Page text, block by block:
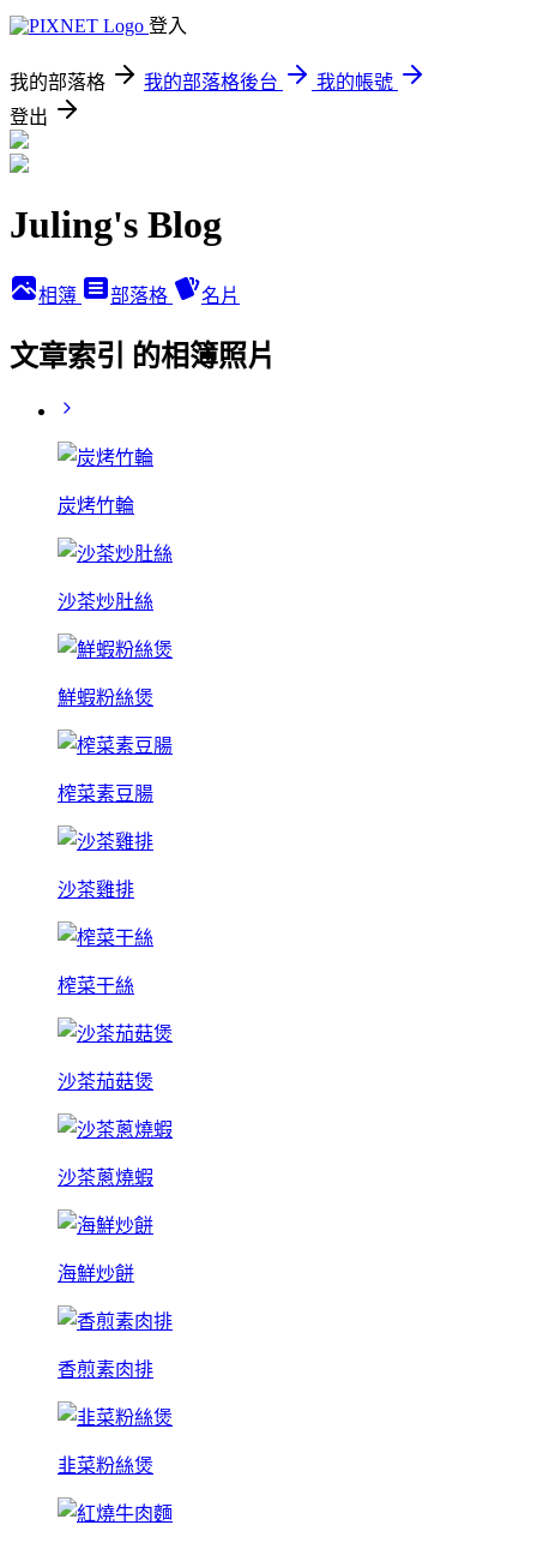
登入
我的部落格 我的部落格後台
我的帳號
登出
Juling's Blog
相簿 部落格 名片
文章索引 的相簿照片
炭烤竹輪
沙茶炒肚絲
鮮蝦粉絲煲
榨菜素豆腸
沙茶雞排
榨菜干絲
沙茶茄菇煲
沙茶蔥燒蝦
海鮮炒餅
香煎素肉排
韭菜粉絲煲